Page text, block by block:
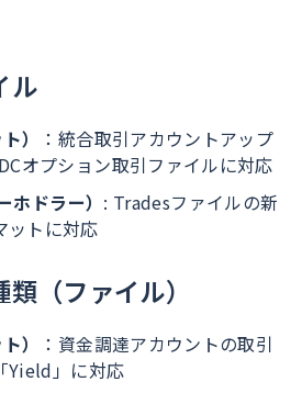
ル
）
：統合取引アカウントアップ
オプション取引ファイルに対応
ドラー） : Tradesファイルの新
ットに対応
（ファイル）
）
：資金調達アカウントの取引
Yield」に対応